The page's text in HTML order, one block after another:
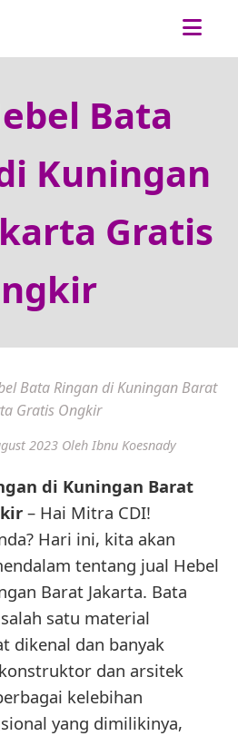
Bata
Kuningan
Gratis
Bata Ringan di Kuningan Barat
Gratis Ongkir
2023 Oleh Ibnu Koesnady
di Kuningan Barat
– Hai Mitra CDI!
Hari ini, kita akan
tentang jual Hebel
Barat Jakarta. Bata
satu material
dikenal dan banyak
dan arsitek
kelebihan
yang dimilikinya,